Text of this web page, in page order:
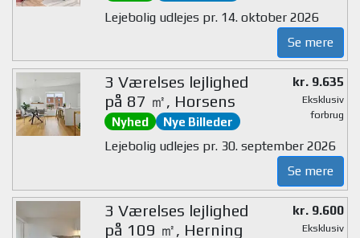
Lejebolig udlejes pr. 14. oktober 2026
Se mere
3 Værelses lejlighed
på 87 ㎡, Horsens
Nyhed Nye Billeder
kr. 9.635
Eksklusiv
forbrug
Lejebolig udlejes pr. 30. september 2026
Se mere
3 Værelses lejlighed
på 109 ㎡, Herning
kr. 9.600
Eksklusiv